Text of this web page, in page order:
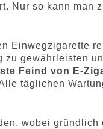
Nur so kann man
Einwegzigarette
gewährleisten
Feind von E-
täglichen
wobei gründlich